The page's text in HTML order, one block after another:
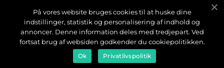
Cookies
Kontakta oss
Sitemap
På vores website bruges cookies til at huske dine
indstillinger, statistik og personalisering af indhold og
annoncer. Denne information deles med tredjepart. Ved
fortsat brug af websiden godkender du cookiepolitikken.
Ok Privatlivspolitik